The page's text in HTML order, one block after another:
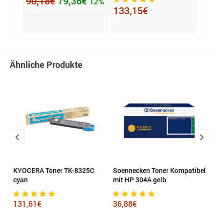
133,15€
Ähnliche Produkte
KYOCERA Toner TK-8325C
cyan
131,61€
Soennecken Toner Kompatibel
mit HP 304A gelb
36,88€